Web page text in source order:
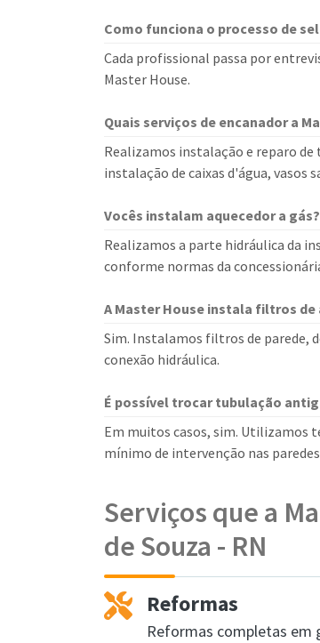
Como funciona o processo de
Cada profissional passa por
Master House.
Quais serviços de encanador a
Realizamos instalação e reparo
instalação de caixas d'água, vasos
Vocês instalam aquecedor a gás?
Realizamos a parte hidráulica da
conforme normas da
A Master House instala filtros de
Sim. Instalamos filtros de parede,
conexão hidráulica.
É possível trocar tubulação
Em muitos casos, sim. Utilizamos
mínimo de intervenção nas
Serviços que a
de Souza - RN
Reformas
Reformas completas em